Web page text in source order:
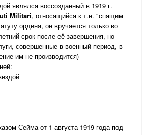
являлся воссозданный в 1919 г.
Militari, относящийся к т.н. "спящим
ордена, он вручается только во
срок после её завершения, но
совершенные в военный период, в
им не производится)
Сейма от 1 августа 1919 года под